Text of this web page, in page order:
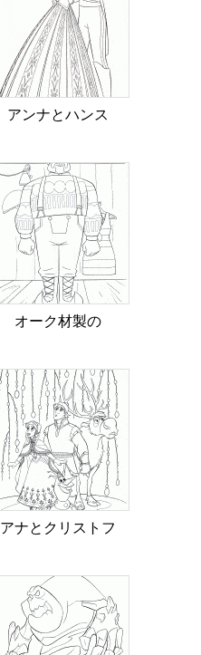
アンナとハンス
オーク材製の
アナとクリストフ